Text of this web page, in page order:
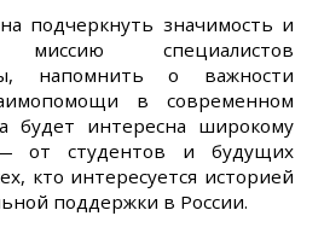
подчеркнуть значимость и
миссию специалистов
напомнить о важности
в современном
будет интересна широкому
от студентов и будущих
кто интересуется историей
поддержки в России.